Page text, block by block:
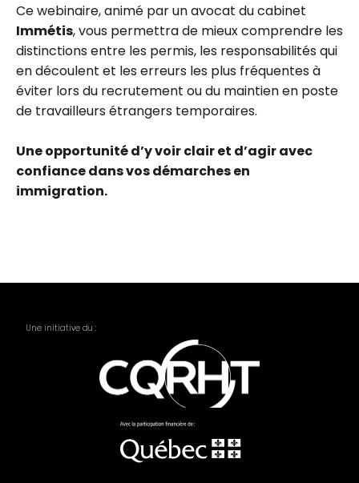
Ce webinaire, animé par un avocat du cabinet
Immétis, vous permettra de mieux comprendre les
distinctions entre les permis, les responsabilités qui
en découlent et les erreurs les plus fréquentes à
éviter lors du recrutement ou du maintien en poste
de travailleurs étrangers temporaires.
Une opportunité d’y voir clair et d’agir avec
confiance dans vos démarches en
immigration.
Une initiative du :